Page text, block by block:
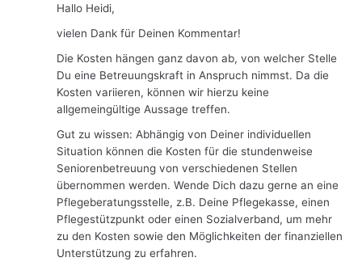
Hallo Heidi,
vielen Dank für Deinen Kommentar!
Die Kosten hängen ganz davon ab, von welcher Stelle
Du eine Betreuungskraft in Anspruch nimmst. Da die
Kosten variieren, können wir hierzu keine
allgemeingültige Aussage treffen.
Gut zu wissen: Abhängig von Deiner individuellen
Situation können die Kosten für die stundenweise
Seniorenbetreuung von verschiedenen Stellen
übernommen werden. Wende Dich dazu gerne an eine
Pflegeberatungsstelle, z.B. Deine Pflegekasse, einen
Pflegestützpunkt oder einen Sozialverband, um mehr
zu den Kosten sowie den Möglichkeiten der finanziellen
Unterstützung zu erfahren.